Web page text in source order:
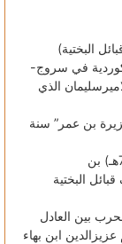
البختية)
في سروج-
الذي
صاحب(حاكم)جزيرة بوتان (1) “جزيرة بن عمر” سنة
تولى الحكم بعد وفاة خاله الاميرعيسى (764 – 783هـ) بن
البختية
للحرب بين العادل
ابن بهاء